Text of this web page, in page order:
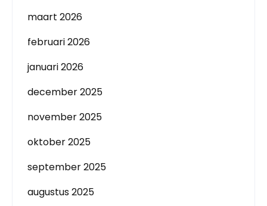
maart 2026
februari 2026
januari 2026
december 2025
november 2025
oktober 2025
september 2025
augustus 2025